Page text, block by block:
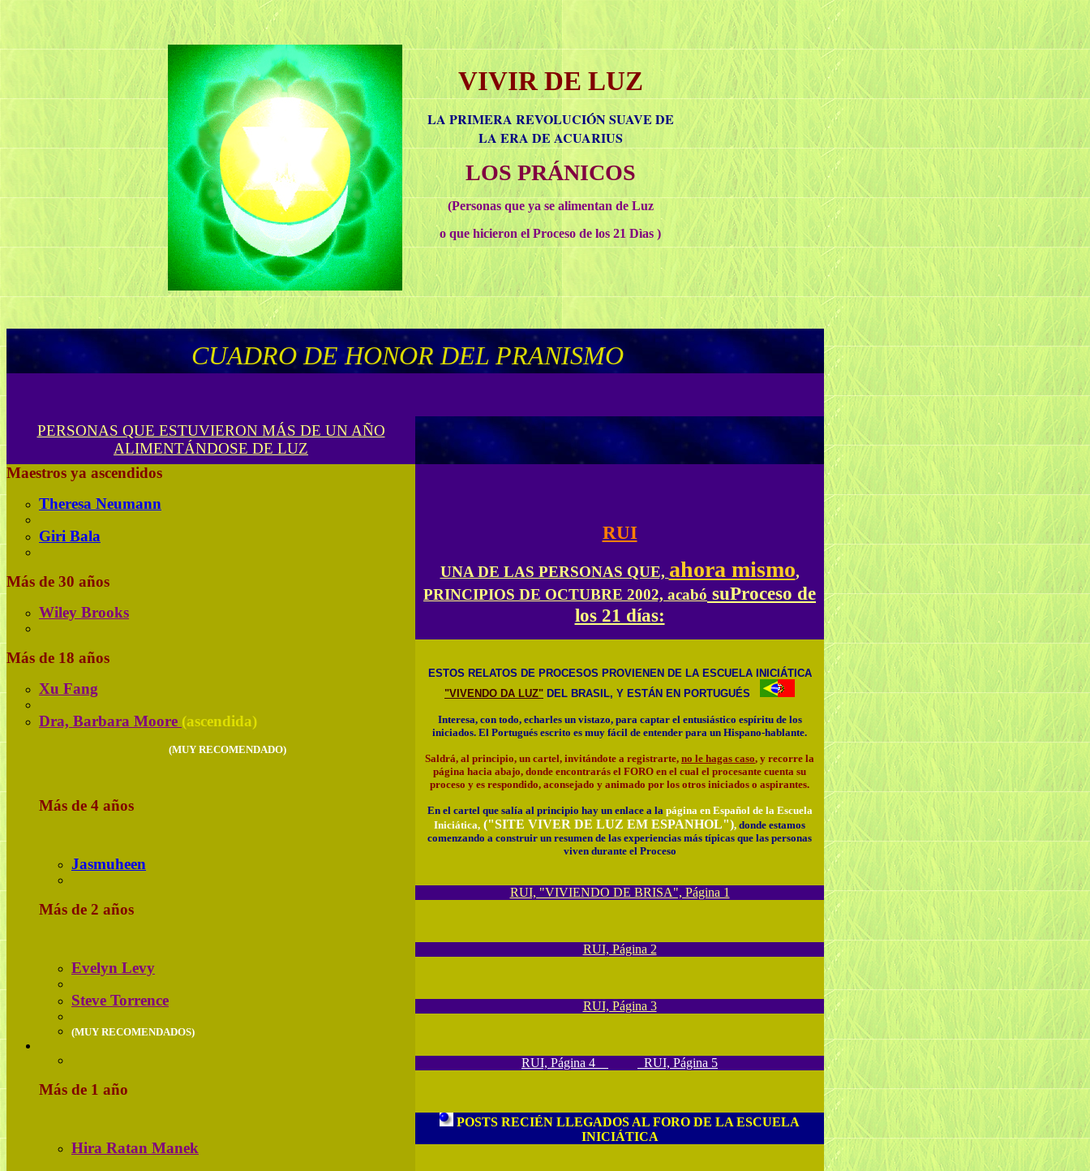
VIVIR DE LUZ
LA PRIMERA REVOLUCIÓN SUAVE DE
LA ERA DE ACUARIUS
LOS PRÁNICOS
(Personas que ya se alimentan de Luz
o que hicieron el Proceso de los 21 Dìas )
CUADRO DE HONOR DEL PRANISMO
PERSONAS QUE ESTUVIERON MÁS DE UN AÑO
ALIMENTÁNDOSE DE LUZ
Maestros ya ascendidos
Theresa Neumann
Giri Bala
Más de 30 años
Wiley Brooks
Más de 18 años
Xu Fang
Dra, Barbara Moore (ascendida)
(MUY RECOMENDADO)
Más de 4 años
Jasmuheen
Más de 2 años
Evelyn Levy
Steve Torrence
(MUY RECOMENDADOS)
Más de 1 año
Hira Ratan Manek
RUI
UNA DE LAS PERSONAS QUE, ahora mismo,
PRINCIPIOS DE OCTUBRE 2002, acabó suProceso de
los 21 días:
ESTOS RELATOS DE PROCESOS PROVIENEN DE LA ESCUELA INICIÁTICA
"VIVENDO DA LUZ" DEL BRASIL, Y ESTÁN EN PORTUGUÉS
Interesa, con todo, echarles un vistazo, para captar el entusiástico espíritu de los
iniciados. El Portugués escrito es muy fácil de entender para un Hispano-hablante.
Saldrá, al principio, un cartel, invitándote a registrarte, no le hagas caso, y recorre la
página hacia abajo, donde encontrarás el FORO en el cual el procesante cuenta su
proceso y es respondido, aconsejado y animado por los otros iniciados o aspirantes.
En el cartel que salía al principio hay un enlace a la página en Español de la Escuela
Iniciática, ("SITE VIVER DE LUZ EM ESPANHOL"), donde estamos
comenzando a construir un resumen de las experiencias más típicas que las personas
viven durante el Proceso
RUI, "VIVIENDO DE BRISA", Página 1
RUI, Página 2
RUI, Página 3
RUI, Página 4 RUI, Página 5
POSTS RECIÉN LLEGADOS AL FORO DE LA ESCUELA
INICIÁTICA